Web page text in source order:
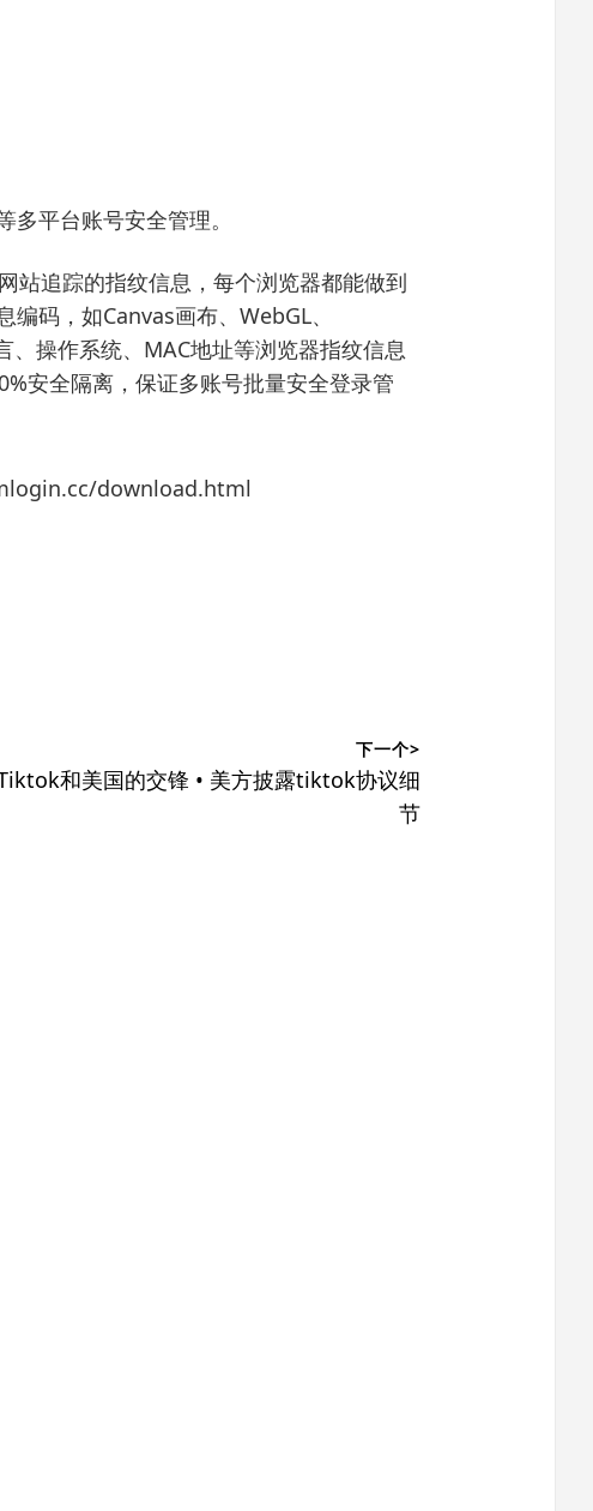
平台账号安全管理。
站追踪的指纹信息，每个浏览器都能做到
码，如Canvas画布、WebGL、
操作系统、MAC地址等浏览器指纹信息
安全隔离，保证多账号批量安全登录管
download.html
下一个>
和美国的交锋 • 美方披露tiktok协议细
节